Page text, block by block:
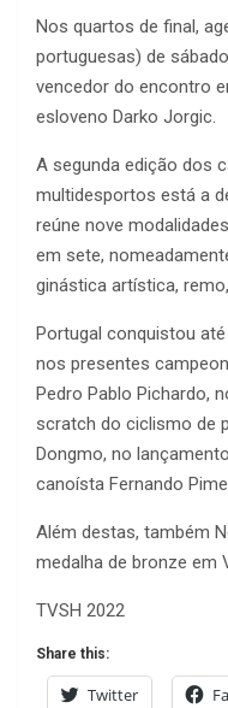
Nos quartos de final,
portuguesas) de
vencedor do encontro
esloveno Darko Jorgic.
A segunda edição dos
multidesportos está a
reúne nove
em sete,
ginástica artística,
Portugal conquistou
nos presentes
Pedro Pablo Pichardo,
scratch do ciclismo de
Dongmo, no
canoísta Fernando
Além destas, também
medalha de bronze em
TVSH 2022
Share this:
Twitter